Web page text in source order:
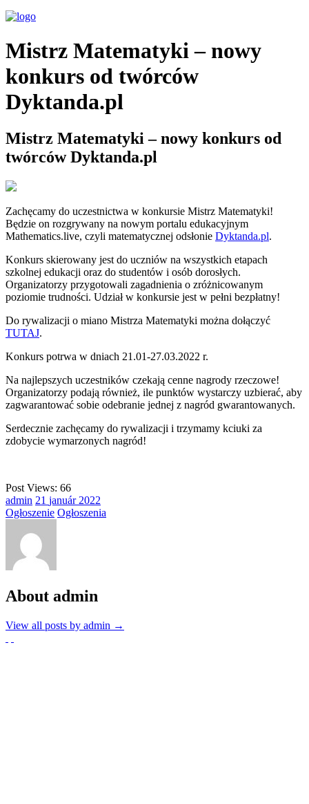
Mistrz Matematyki – nowy
konkurs od twórców
Dyktanda.pl
Mistrz Matematyki – nowy konkurs od
twórców Dyktanda.pl
Zachęcamy do uczestnictwa w konkursie Mistrz Matematyki!
Będzie on rozgrywany na nowym portalu edukacyjnym
Mathematics.live, czyli matematycznej odsłonie Dyktanda.pl.
Konkurs skierowany jest do uczniów na wszystkich etapach
szkolnej edukacji oraz do studentów i osób dorosłych.
Organizatorzy przygotowali zagadnienia o zróżnicowanym
poziomie trudności. Udział w konkursie jest w pełni bezpłatny!
Do rywalizacji o miano Mistrza Matematyki można dołączyć
TUTAJ.
Konkurs potrwa w dniach 21.01-27.03.2022 r.
Na najlepszych uczestników czekają cenne nagrody rzeczowe!
Organizatorzy podają również, ile punktów wystarczy uzbierać, aby
zagwarantować sobie odebranie jednej z nagród gwarantowanych.
Serdecznie zachęcamy do rywalizacji i trzymamy kciuki za
zdobycie wymarzonych nagród!
Post Views: 66
admin 21 január 2022
Ogłoszenie Ogłoszenia
About admin
View all posts by admin →